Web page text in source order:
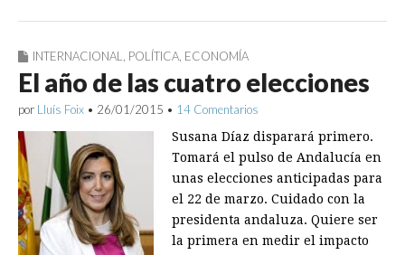
INTERNACIONAL, POLÍTICA, ECONOMÍA
El año de las cuatro elecciones
por Lluís Foix • 26/01/2015 • 14 Comentarios
Susana Díaz disparará primero.
Tomará el pulso de Andalucía en
unas elecciones anticipadas para
el 22 de marzo. Cuidado con la
presidenta andaluza. Quiere ser
la primera en medir el impacto